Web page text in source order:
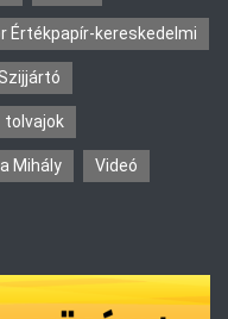
Értékpapír-kereskedelmi
Szijjártó
tolvajok
Mihály Videó